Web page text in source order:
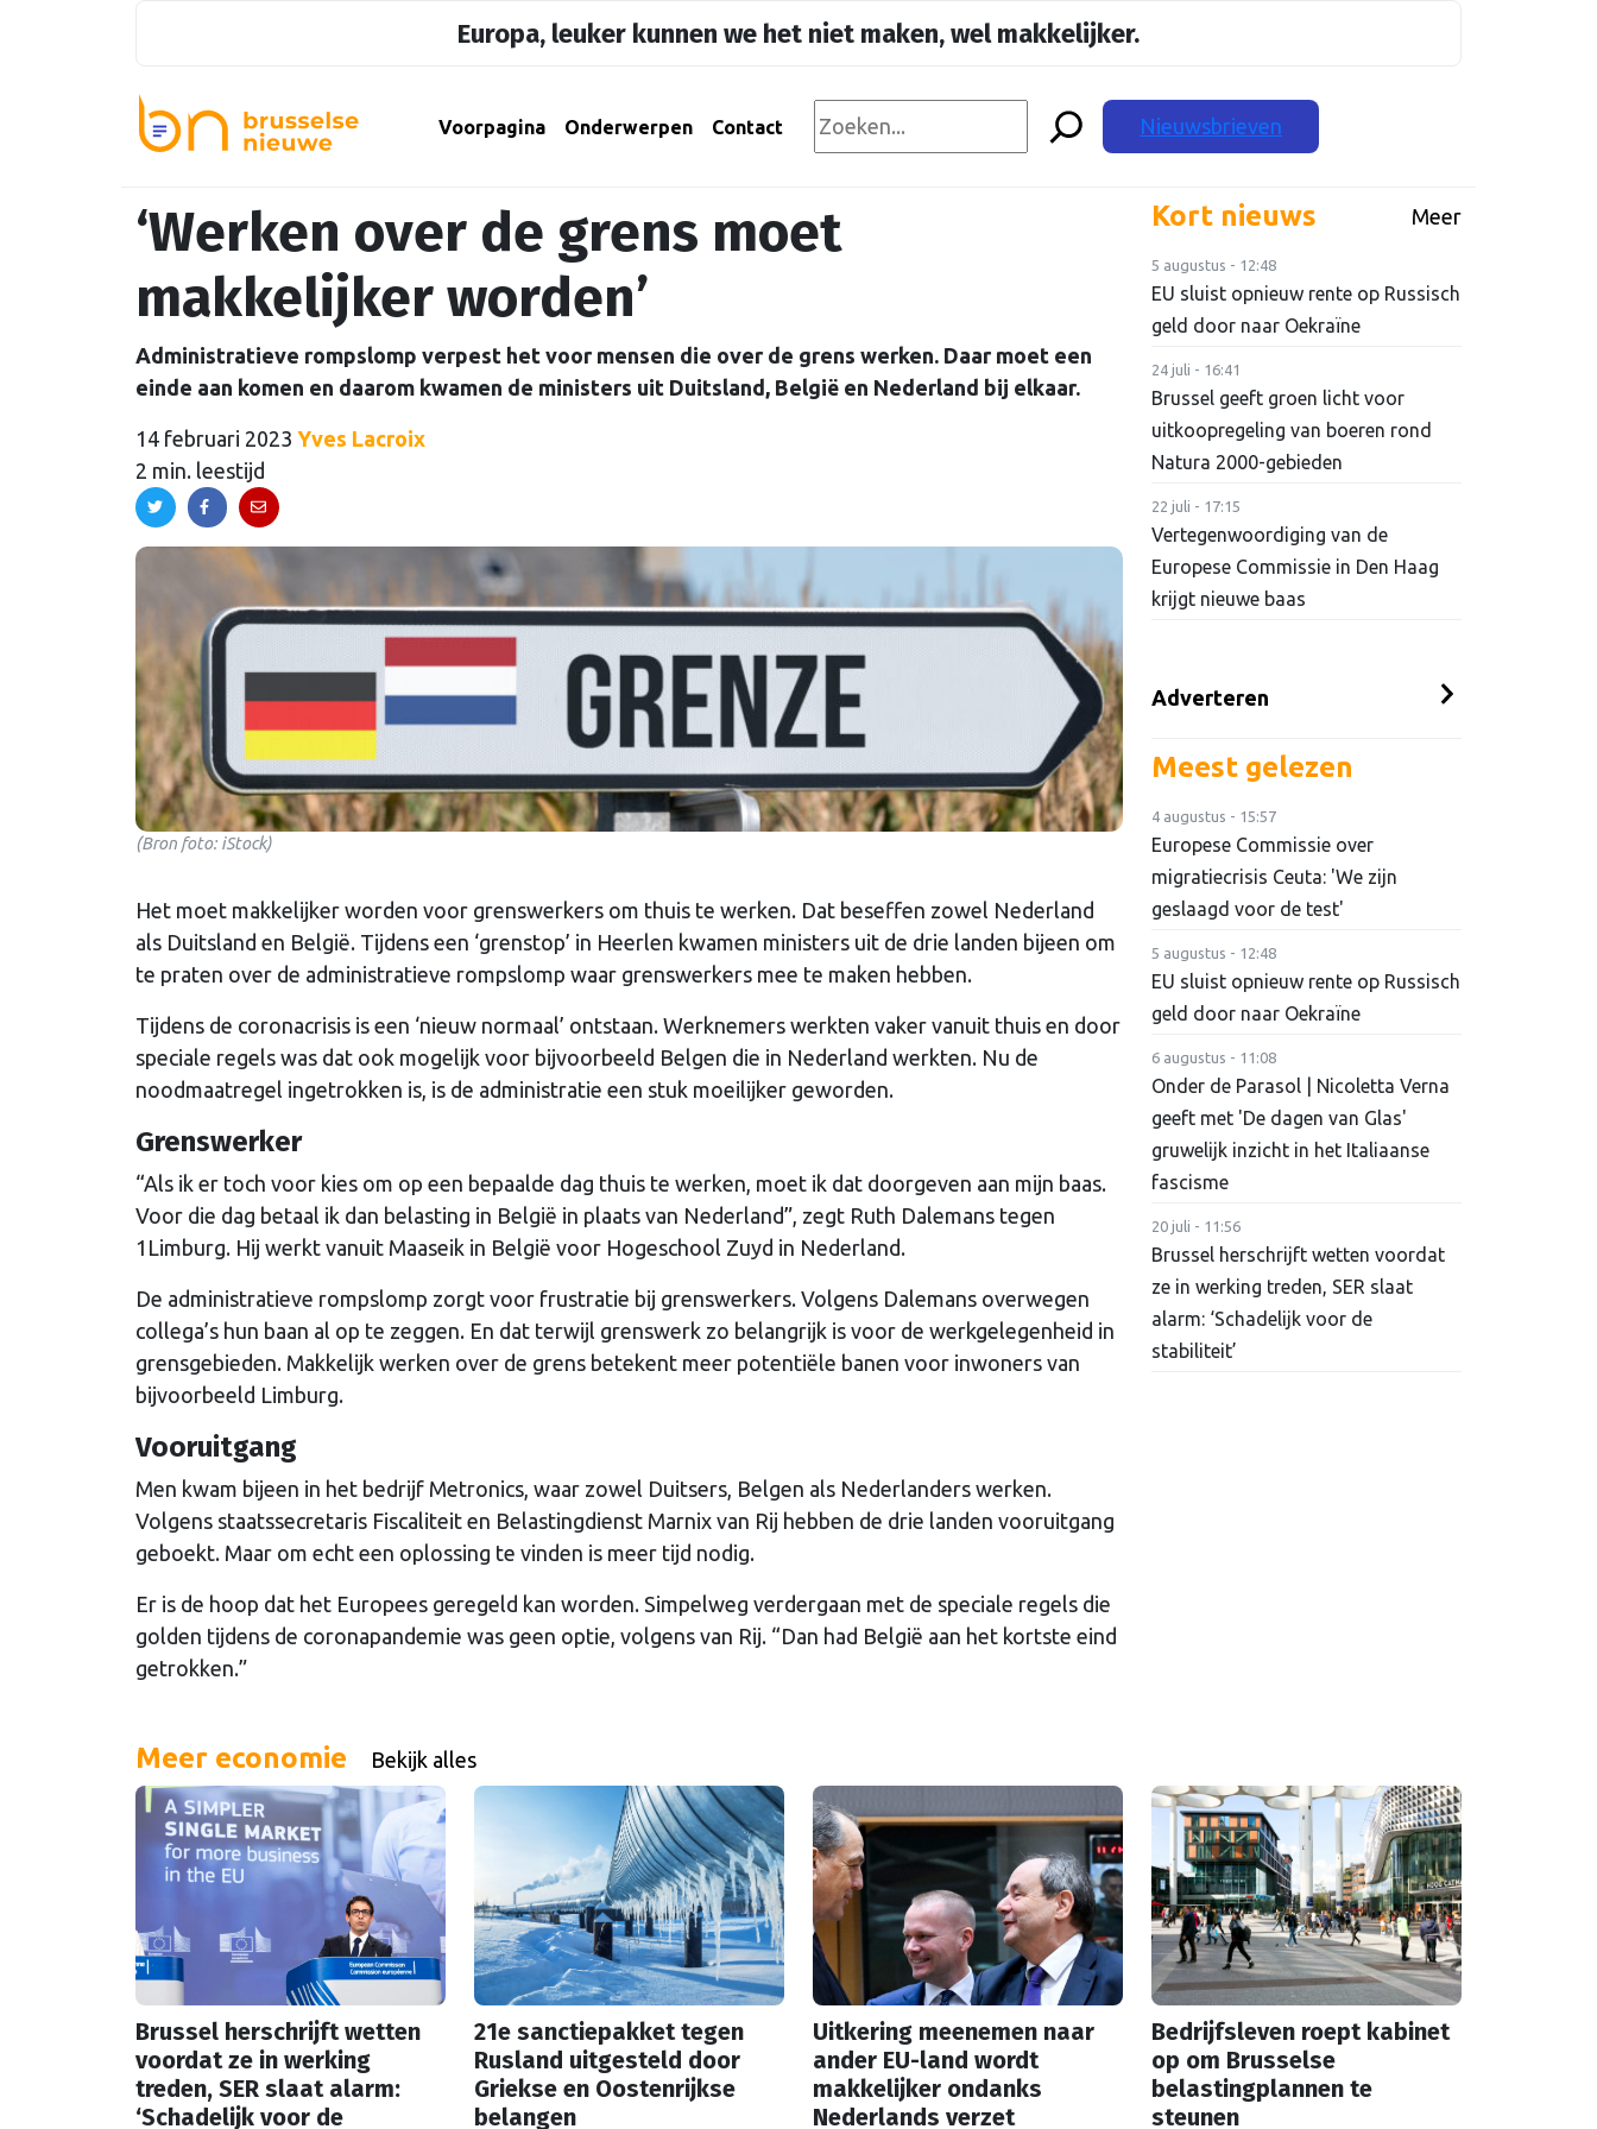
Europa, leuker kunnen we het niet maken, wel makkelijker.
Voorpagina Onderwerpen Contact Nieuwsbrieven
‘Werken over de grens moet
makkelijker worden’
Administratieve rompslomp verpest het voor mensen die over de grens werken. Daar moet een
einde aan komen en daarom kwamen de ministers uit Duitsland, België en Nederland bij elkaar.
14 februari 2023 Yves Lacroix
2 min. leestijd
(Bron foto: iStock)
Het moet makkelijker worden voor grenswerkers om thuis te werken. Dat beseffen zowel Nederland
als Duitsland en België. Tijdens een ‘grenstop’ in Heerlen kwamen ministers uit de drie landen bijeen om
te praten over de administratieve rompslomp waar grenswerkers mee te maken hebben.
Tijdens de coronacrisis is een ‘nieuw normaal’ ontstaan. Werknemers werkten vaker vanuit thuis en door
speciale regels was dat ook mogelijk voor bijvoorbeeld Belgen die in Nederland werkten. Nu de
noodmaatregel ingetrokken is, is de administratie een stuk moeilijker geworden.
Grenswerker
“Als ik er toch voor kies om op een bepaalde dag thuis te werken, moet ik dat doorgeven aan mijn baas.
Voor die dag betaal ik dan belasting in België in plaats van Nederland”, zegt Ruth Dalemans tegen
1Limburg. Hij werkt vanuit Maaseik in België voor Hogeschool Zuyd in Nederland.
De administratieve rompslomp zorgt voor frustratie bij grenswerkers. Volgens Dalemans overwegen
collega’s hun baan al op te zeggen. En dat terwijl grenswerk zo belangrijk is voor de werkgelegenheid in
grensgebieden. Makkelijk werken over de grens betekent meer potentiële banen voor inwoners van
bijvoorbeeld Limburg.
Vooruitgang
Men kwam bijeen in het bedrijf Metronics, waar zowel Duitsers, Belgen als Nederlanders werken.
Volgens staatssecretaris Fiscaliteit en Belastingdienst Marnix van Rij hebben de drie landen vooruitgang
geboekt. Maar om echt een oplossing te vinden is meer tijd nodig.
Er is de hoop dat het Europees geregeld kan worden. Simpelweg verdergaan met de speciale regels die
golden tijdens de coronapandemie was geen optie, volgens van Rij. “Dan had België aan het kortste eind
getrokken.”
Kort nieuws Meer
5 augustus - 12:48
EU sluist opnieuw rente op Russisch
geld door naar Oekraïne
24 juli - 16:41
Brussel geeft groen licht voor
uitkoopregeling van boeren rond
Natura 2000-gebieden
22 juli - 17:15
Vertegenwoordiging van de
Europese Commissie in Den Haag
krijgt nieuwe baas
Adverteren
Meest gelezen
4 augustus - 15:57
Europese Commissie over
migratiecrisis Ceuta: 'We zijn
geslaagd voor de test'
5 augustus - 12:48
EU sluist opnieuw rente op Russisch
geld door naar Oekraïne
6 augustus - 11:08
Onder de Parasol | Nicoletta Verna
geeft met 'De dagen van Glas'
gruwelijk inzicht in het Italiaanse
fascisme
20 juli - 11:56
Brussel herschrijft wetten voordat
ze in werking treden, SER slaat
alarm: ‘Schadelijk voor de
stabiliteit’
Meer economie Bekijk alles
Brussel herschrijft wetten
voordat ze in werking
treden, SER slaat alarm:
‘Schadelijk voor de
21e sanctiepakket tegen
Rusland uitgesteld door
Griekse en Oostenrijkse
belangen
Uitkering meenemen naar
ander EU-land wordt
makkelijker ondanks
Nederlands verzet
Bedrijfsleven roept kabinet
op om Brusselse
belastingplannen te
steunen